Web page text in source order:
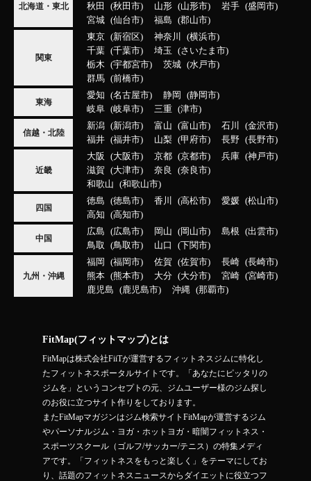
北海道・東北
秋田
秋田市 山形 山形市 岩手
盛岡市
宮城
仙台市 福島 郡山市
関東
東京 新宿区 神奈川
横浜市
千葉
千葉市 埼玉
さいたま市
栃木
宇都宮市 茨城
水戸市
群馬
前橋市
東海
愛知 名古屋市 静岡
静岡市
岐阜
岐阜市 三重 津市
信越・北陸
新潟 新潟市 富山 富山市 石川
金沢市
福井
福井市 山梨 甲府市 長野 長野市
近畿
大阪 大阪市 京都 京都市 兵庫
神戸市
滋賀
大津市 奈良
奈良市
和歌山
和歌山市
四国
徳島 徳島市 香川 高松市 愛媛
松山市
高知
高知市
中国
広島 広島市 岡山 岡山市 島根
出雲市
鳥取
鳥取市 山口 下関市
九州・沖縄
福岡 福岡市 佐賀 佐賀市 長崎
長崎市
熊本
熊本市 大分 大分市 宮崎
宮崎市
鹿児島
鹿児島市 沖縄 那覇市
FitMap(フィットマップ)とは
FitMapは株式会社FiiTが運営するフィットネスジムに特化し
たフィットネスポータルサイトです。「あなたにピッタリの
ジムを」というコンセプトの元、ジムユーザー様のジム探し
のお役に立つサイト作りをしております。
またFitMapマガジンはジム検索サイトFitMapが運営するジム
やパーソナルジム・ヨガ・ホットヨガ・暗闇フィットネス・
スポーツスクール（ゴルフ/サッカー/テニス）の特集メディ
アです。「フィットネスをもっと楽しく」をテーマにしてお
り、話題のフィットネスニュースからダイエットに役立つフ